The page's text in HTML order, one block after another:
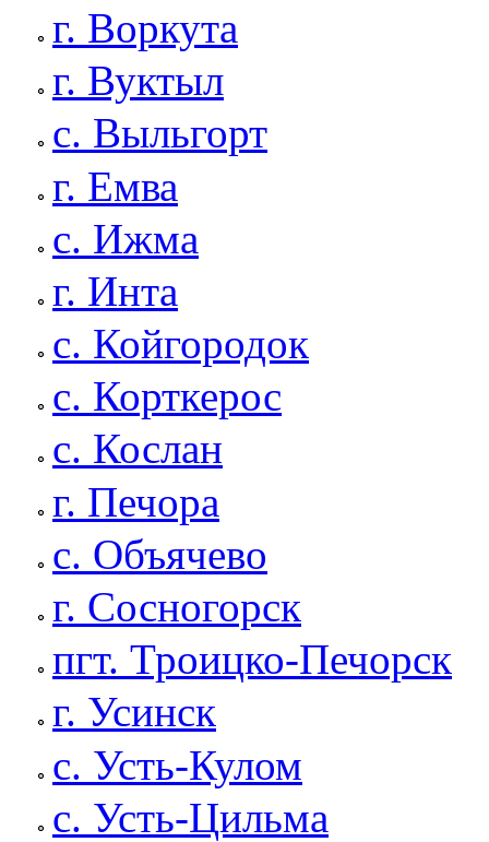
г. Воркута
г. Вуктыл
с. Выльгорт
г. Емва
с. Ижма
г. Инта
с. Койгородок
с. Корткерос
с. Кослан
г. Печора
с. Объячево
г. Сосногорск
пгт. Троицко-Печорск
г. Усинск
с. Усть-Кулом
с. Усть-Цильма